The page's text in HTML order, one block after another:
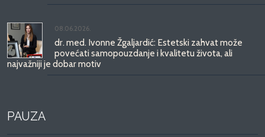
08.06.2026.
dr. med. Ivonne Žgaljardić: Estetski zahvat može
povećati samopouzdanje i kvalitetu života, ali
najvažniji je dobar motiv
PAUZA